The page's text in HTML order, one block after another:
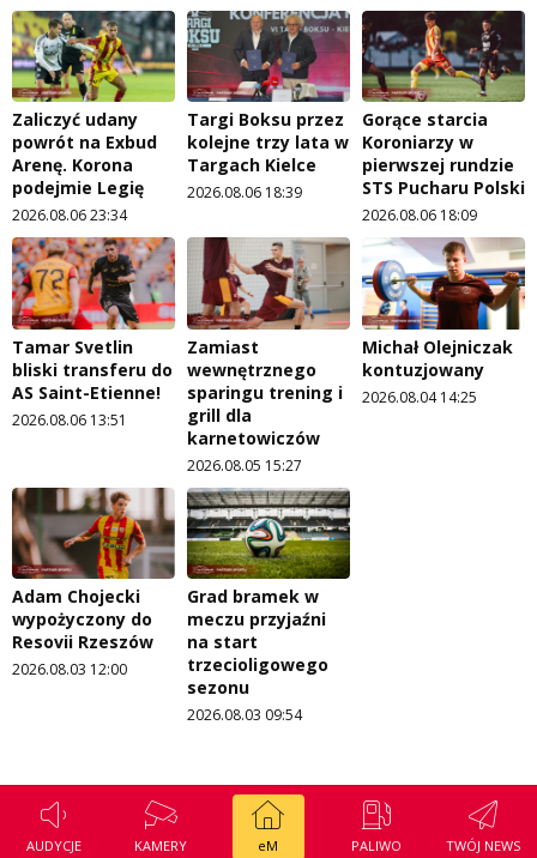
AUDYCJE KAMERY eM PALIWO TWÓJ NEWS
Zaliczyć udany
powrót na Exbud
Arenę. Korona
podejmie Legię
2026.08.06 23:34
Targi Boksu przez
kolejne trzy lata w
Targach Kielce
2026.08.06 18:39
Gorące starcia
Koroniarzy w
pierwszej rundzie
STS Pucharu Polski
2026.08.06 18:09
Tamar Svetlin
bliski transferu do
AS Saint-Etienne!
2026.08.06 13:51
Zamiast
wewnętrznego
sparingu trening i
grill dla
karnetowiczów
2026.08.05 15:27
Michał Olejniczak
kontuzjowany
2026.08.04 14:25
Adam Chojecki
wypożyczony do
Resovii Rzeszów
2026.08.03 12:00
Grad bramek w
meczu przyjaźni
na start
trzecioligowego
sezonu
2026.08.03 09:54